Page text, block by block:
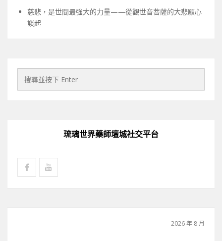
慈悲，是世間最強大的力量——從觀世音菩薩的大悲願心
談起
琉璃世界藥師壇城社交平台
2026 年 8 月